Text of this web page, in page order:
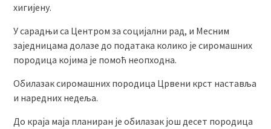
хигијену.
У сарадњи са Центром за социјални рад, и Месним
заједницама долазе до података колико је сиромашних
породица којима је помоћ неопходна.
Обилазак сиромашних породица Црвени крст наставља
и наредних недеља.
До краја маја планиран је обилазак још десет породица